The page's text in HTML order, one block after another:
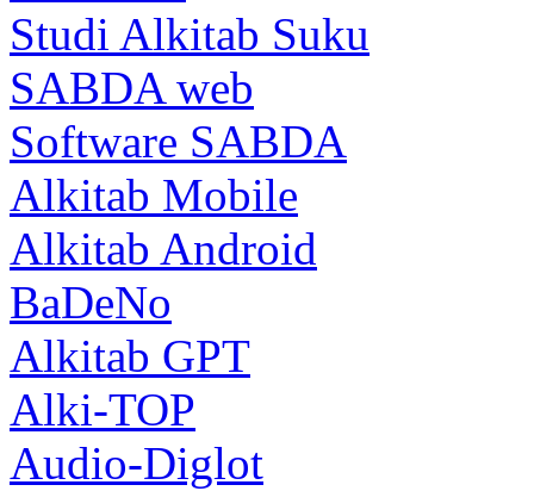
Studi Alkitab Suku
SABDA web
Software SABDA
Alkitab Mobile
Alkitab Android
BaDeNo
Alkitab GPT
Alki-TOP
Audio-Diglot